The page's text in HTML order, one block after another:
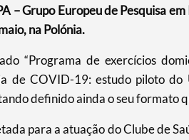
de Pesquisa
– Grupo Europeu de Pesquisa
na Polónia.
“Programa de exercícios
de COVID-19: estudo piloto do
definido ainda o seu formato
para a atuação do Clube de